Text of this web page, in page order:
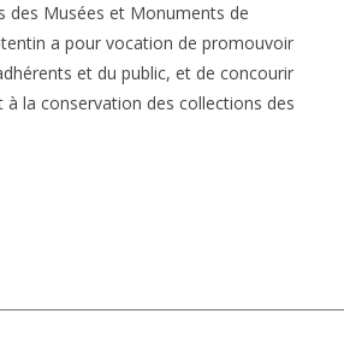
des Musées et Monuments de
a pour vocation de promouvoir
et du public, et de concourir
à la conservation des collections des